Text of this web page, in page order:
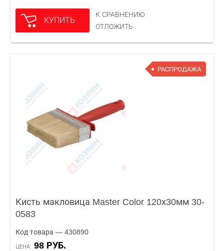
КУПИТЬ
К СРАВНЕНИЮ
ОТЛОЖИТЬ
РАСПРОДАЖА
Кисть макловица Master Color 120х30мм 30-
0583
Код товара — 430890
ЦЕНА 98 РУБ.